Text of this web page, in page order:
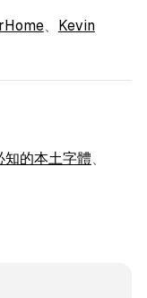
、 Kevin
知的本土字體、